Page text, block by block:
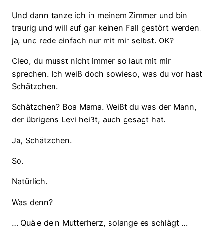
Und dann tanze ich in meinem Zimmer und bin
traurig und will auf gar keinen Fall gestört werden,
ja, und rede einfach nur mit mir selbst. OK?
Cleo, du musst nicht immer so laut mit mir
sprechen. Ich weiß doch sowieso, was du vor hast
Schätzchen.
Schätzchen? Boa Mama. Weißt du was der Mann,
der übrigens Levi heißt, auch gesagt hat.
Ja, Schätzchen.
So.
Natürlich.
Was denn?
… Quäle dein Mutterherz, solange es schlägt …